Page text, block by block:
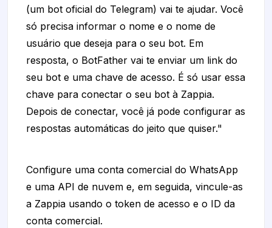
(um bot oficial do Telegram) vai te ajudar. Você
só precisa informar o nome e o nome de
usuário que deseja para o seu bot. Em
resposta, o BotFather vai te enviar um link do
seu bot e uma chave de acesso. É só usar essa
chave para conectar o seu bot à Zappia.
Depois de conectar, você já pode configurar as
respostas automáticas do jeito que quiser."
Configure uma conta comercial do WhatsApp
e uma API de nuvem e, em seguida, vincule-as
a Zappia usando o token de acesso e o ID da
conta comercial.